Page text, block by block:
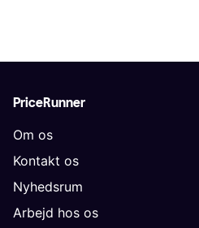
PriceRunner
Om os
Kontakt os
Nyhedsrum
Arbejd hos os